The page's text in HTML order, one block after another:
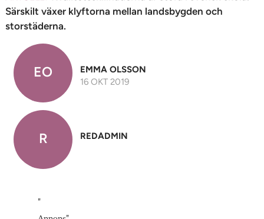
Särskilt växer klyftorna mellan landsbygden och
storstäderna.
EO
EMMA OLSSON
16 OKT 2019
R REDADMIN
"